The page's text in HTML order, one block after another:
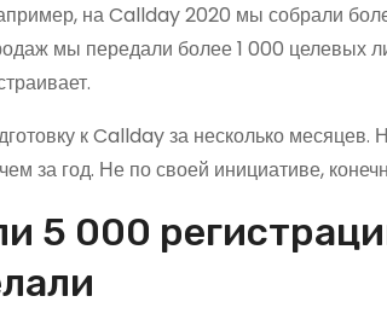
на Callday 2020 мы собрали
мы передали более 1 000 целевых
к Callday за несколько месяцев.
за год. Не по своей инициативе,
5 000